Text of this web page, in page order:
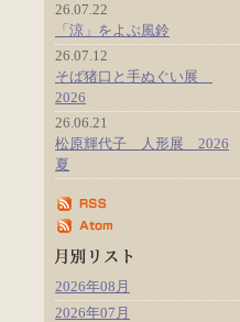
26.07.22
「涼」をよぶ風鈴
26.07.12
そば猪口と手ぬぐい展
2026
26.06.21
松原輝代子 人形展 2026
夏
2026年08月
2026年07月